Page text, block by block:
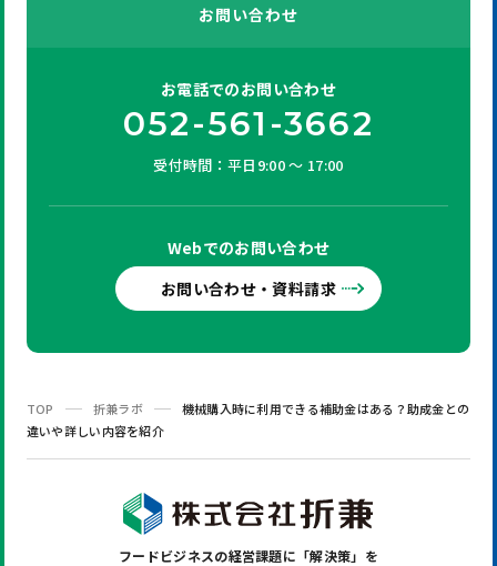
お問い合わせ
お電話でのお問い合わせ
052-561-3662
受付時間：平日9:00 ～ 17:00
Webでのお問い合わせ
お問い合わせ・資料請求
TOP 折兼ラボ
機械購入時に利用できる補助金はある？助成金との
違いや詳しい内容を紹介
フードビジネスの経営課題に「解決策」を